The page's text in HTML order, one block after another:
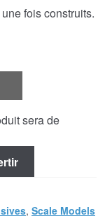
fois construits.
sera de
, Scale Models